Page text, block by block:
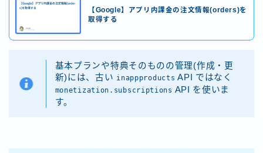
【Google】アプリ内課金の注文情報(orders)を
取得する
基本プランや特典そのものの管理(作成・更
新)には、古い inappproducts API ではなく
monetization.subscriptions API を使いま
す。